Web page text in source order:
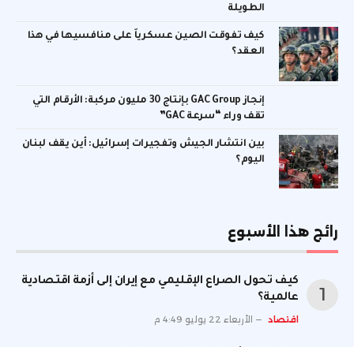
الطويلة
كيف تفوقت الصين عسكرياً على منافسيها في هذا
العقد؟
إنجاز GAC Group بإنتاج 30 مليون مركبة: الأرقام التي
تقف وراء “سرعة GAC”
بين انتشار الجيش وتفجيرات إسرائيل: أين يقف لبنان
اليوم؟
رائج هذا الأسبوع
كيف تحول الصراع الإقليمي مع إيران إلى أزمة اقتصادية
عالمية؟
اقتصاد الأربعاء 22 يوليو 4:49 م